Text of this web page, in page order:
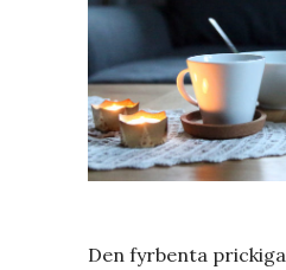
Den fyrbenta prickiga